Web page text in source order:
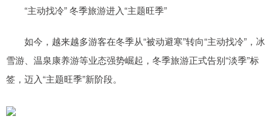
“主动找冷” 冬季旅游进入“主题旺季”
如今，越来越多游客在冬季从“被动避寒”转向“主动找冷”，冰
雪游、温泉康养游等业态强势崛起，冬季旅游正式告别“淡季”标
签，迈入“主题旺季”新阶段。